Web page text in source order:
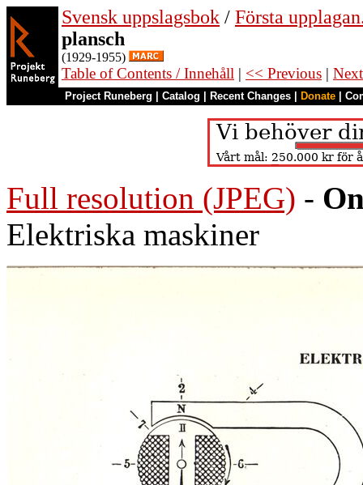
Svensk uppslagsbok / Första
plansch
(1929-1955)
Table of Contents / Innehåll | << Previous |
Project Runeberg Catalog Recent Changes Donate
Full resolution (JPEG) -
Elektriska maskiner